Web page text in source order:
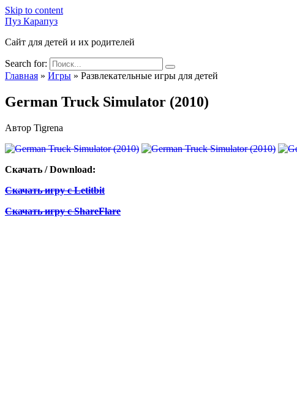
Skip to content
Пуз Карапуз
Сайт для детей и их родителей
Search for:
Главная » Игры » Развлекательные игры для детей
German Truck Simulator (2010)
Автор Tigrena
Скачать / Download:
Скачать игру с Letitbit
Скачать игру с ShareFlare